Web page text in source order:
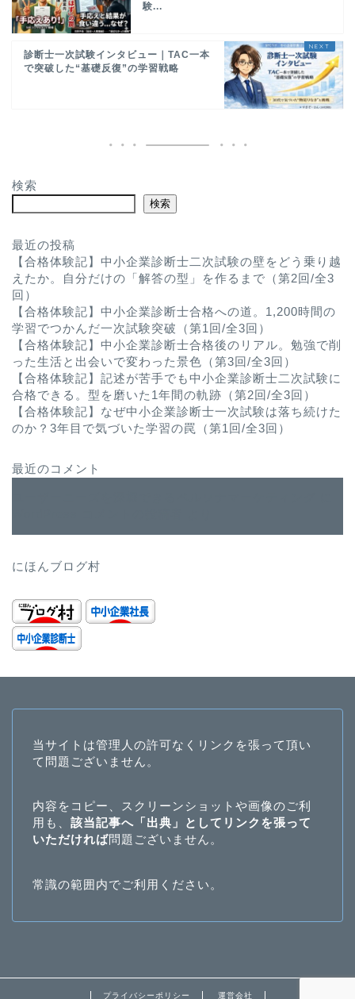
験...
診断士一次試験インタビュー｜TAC一本
で突破した“基礎反復”の学習戦略
検索
検索
最近の投稿
【合格体験記】中小企業診断士二次試験の壁をどう乗り越
えたか。自分だけの「解答の型」を作るまで（第2回/全3
回）
【合格体験記】中小企業診断士合格への道。1,200時間の
学習でつかんだ一次試験突破（第1回/全3回）
【合格体験記】中小企業診断士合格後のリアル。勉強で削
った生活と出会いで変わった景色（第3回/全3回）
【合格体験記】記述が苦手でも中小企業診断士二次試験に
合格できる。型を磨いた1年間の軌跡（第2回/全3回）
【合格体験記】なぜ中小企業診断士一次試験は落ち続けた
のか？3年目で気づいた学習の罠（第1回/全3回）
最近のコメント
にほんブログ村
当サイトは管理人の許可なくリンクを張って頂い
て問題ございません。
内容をコピー、スクリーンショットや画像のご利
用も、 該当記事へ「出典」としてリンクを張って
いただければ問題ございません。
常識の範囲内でご利用ください。
プライバシーポリシー 運営会社